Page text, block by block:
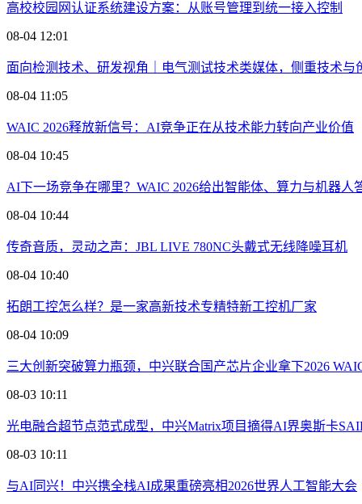
高校校园网认证系统建设方案：从账号管理到统一接入控制
08-04 12:01
面向检测技术、研发视角｜电气测试技术类媒体，侧重技术与
08-04 11:05
WAIC 2026释放新信号：AI竞争正在从技术能力转向产业价值
08-04 10:45
AI下一场竞争在哪里？WAIC 2026给出智能体、算力与机器人
08-04 10:44
传奇音质，灵动之声：JBL LIVE 780NC头戴式无线降噪耳机
08-04 10:40
拓朗工控怎么样？是一家高新技术专精特新工控机厂家
08-04 10:09
三大创新突破算力瓶颈，中兴联合国产芯片企业拿下2026
08-03 10:11
光电融合超节点范式成型，中兴Matrix项目摘得AI界奥斯卡
08-03 10:11
与AI同兴！中兴携全栈AI成果重磅亮相2026世界人工智能大会